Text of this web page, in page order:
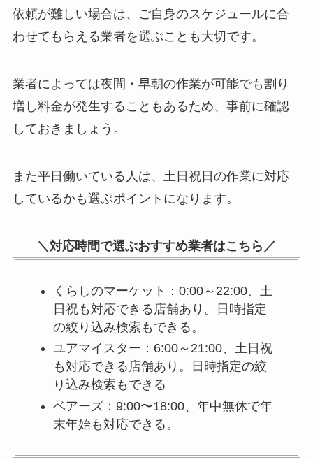
依頼が難しい場合は、ご自身のスケジュールに合
わせてもらえる業者を選ぶことも大切です。
業者によっては夜間・早朝の作業が可能でも割り
増し料金が発生することもあるため、事前に確認
しておきましょう。
また平日働いている人は、土日祝日の作業に対応
しているかも選ぶポイントになります。
＼対応時間で選ぶおすすめ業者はこちら／
くらしのマーケット：0:00～22:00、土
日祝も対応できる店舗あり。日時指定
の絞り込み検索もできる。
ユアマイスター：6:00～21:00、土日祝
も対応できる店舗あり。日時指定の絞
り込み検索もできる
ベアーズ：9:00〜18:00、年中無休で年
末年始も対応できる。